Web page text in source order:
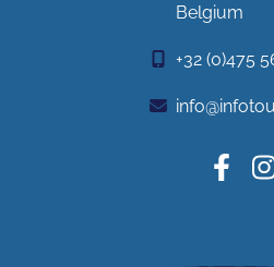
Belgium
+32 (0)475